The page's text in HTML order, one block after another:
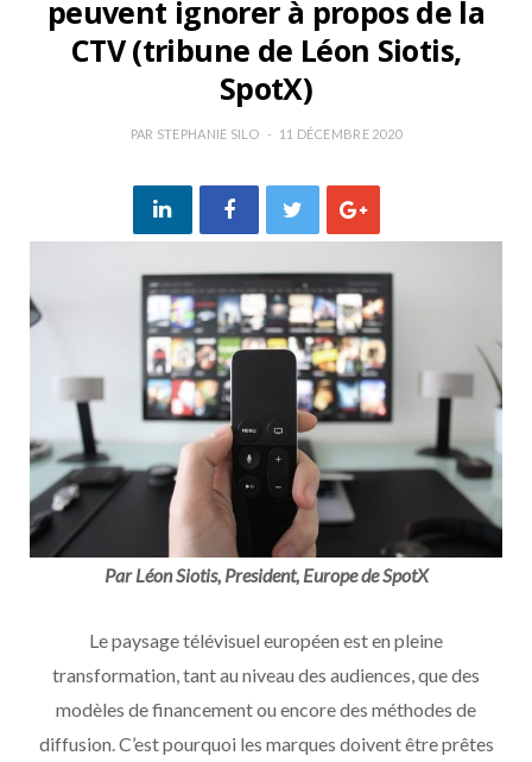
peuvent ignorer à propos de la
CTV (tribune de Léon Siotis,
SpotX)
PAR STEPHANIE SILO 11 DÉCEMBRE 2020
Par Léon Siotis, President, Europe de SpotX
Le paysage télévisuel européen est en pleine
transformation, tant au niveau des audiences, que des
modèles de financement ou encore des méthodes de
diffusion. C’est pourquoi les marques doivent être prêtes